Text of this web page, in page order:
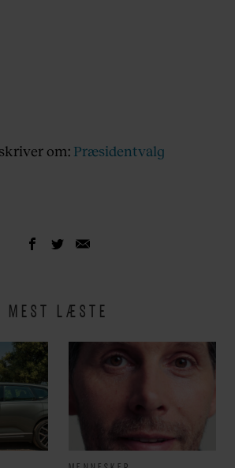
om: Præsidentvalg
MEST LÆSTE